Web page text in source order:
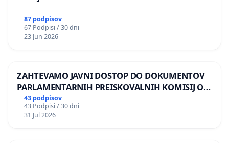
87 podpisov
67 Podpisi / 30 dni
23 Jun 2026
ZAHTEVAMO JAVNI DOSTOP DO DOKUMENTOV
PARLAMENTARNIH PREISKOVALNIH KOMISIJ O
ILEGALNI TRGOVINI Z OROŽJEM
43 podpisov
43 Podpisi / 30 dni
31 Jul 2026